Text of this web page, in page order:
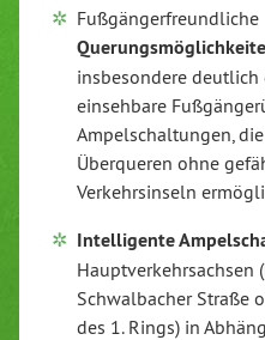
Fußgängerfreundliche
insbesondere
einsehbare
Ampelschaltungen,
Überqueren ohne
Verkehrsinseln
Intelligente
Hauptverkehrsachsen
Schwalbacher Straße
des 1. Rings) in